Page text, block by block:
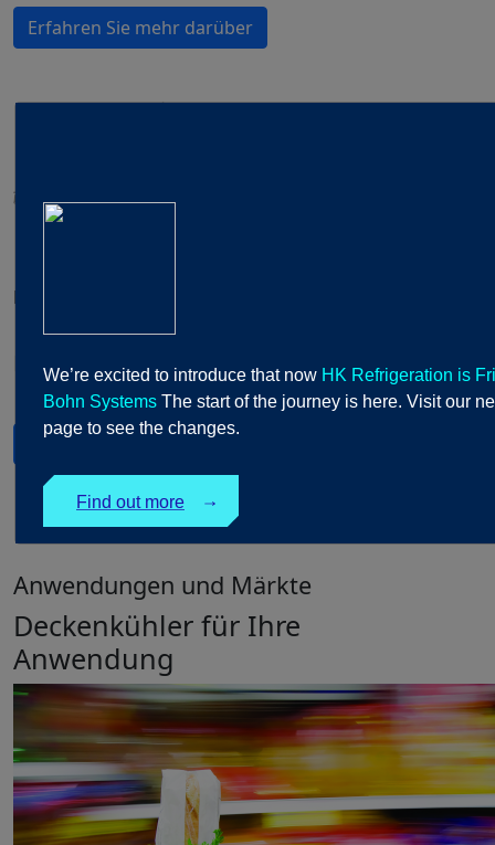
Erfahren Sie mehr darüber
Decken- Gerätekühler
Kühlleistung
1.4 - 7,4 kW
Erfahren Sie mehr darüber
Anwendungen und Märkte
Deckenkühler für Ihre
Anwendung
We’re excited to introduce that now HK Refrigeration is
Bohn Systems The start of the journey is here. Visit our
page to see the changes.
Find out more ↓